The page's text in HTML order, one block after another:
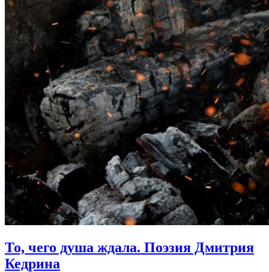
То, чего душа ждала. Поэзия Дмитрия
Кедрина